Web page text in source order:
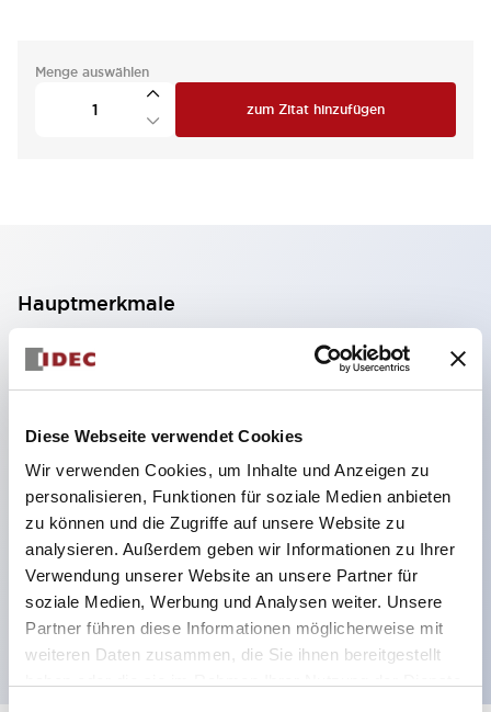
Diese Webseite verwendet Cookies
Wir verwenden Cookies, um Inhalte und Anzeigen zu
personalisieren, Funktionen für soziale Medien anbieten
zu können und die Zugriffe auf unsere Website zu
analysieren. Außerdem geben wir Informationen zu Ihrer
Verwendung unserer Website an unsere Partner für
soziale Medien, Werbung und Analysen weiter. Unsere
Partner führen diese Informationen möglicherweise mit
weiteren Daten zusammen, die Sie ihnen bereitgestellt
Menge auswählen
zum Zitat hinzufügen
Hauptmerkmale
2-Kontakt-Block mit 2 Stufen, ermöglicht eine 4-
Kontakt-Konfiguration (Gewährleistung der
Isolierung zwischen den 2 Kontakten).
59,9 mm (※ 22-stufiger Kontaktblock).
Platzsparendes Design möglich.
Sicherheitsstruktur der 3. Generation: 2-Aktions-
Freisetzung, integrierter Schutz, IP20-
Fingerschutzstruktur